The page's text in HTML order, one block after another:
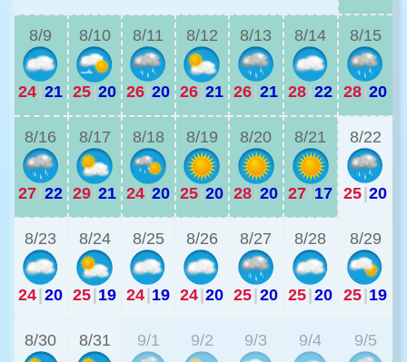
8/9
24 21
8/10
25 20
8/11
26 20
8/12
26 21
8/13
26 21
8/14
28 22
8/15
28 20
8/16
27 22
8/17
29 21
8/18
24 20
8/19
25 20
8/20
28 20
8/21
27 17
8/22
25 20
8/23
24 20
8/24
25 19
8/25
24 19
8/26
24 20
8/27
25 20
8/28
25 20
8/29
25 19
8/30 8/31 9/1 9/2 9/3 9/4 9/5